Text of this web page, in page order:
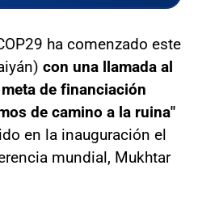
ha comenzado este
con una llamada al
de financiación
de camino a la ruina"
en la inauguración el
mundial, Mukhtar